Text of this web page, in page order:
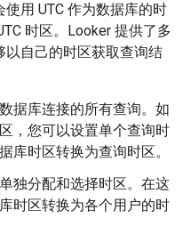
用 UTC 作为数据库的时
时区。Looker 提供了多
自己的时区获取查询结
据库连接的所有查询。如
，您可以设置单个查询时
库时区转换为查询时区。
独分配和选择时区。在这
时区转换为各个用户的时